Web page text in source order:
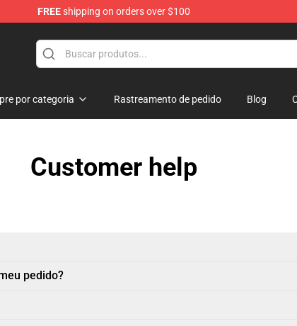
FREEshipping on orders over $100
por categoria Rastreamento de pedido Blog
Customer help
pedido?